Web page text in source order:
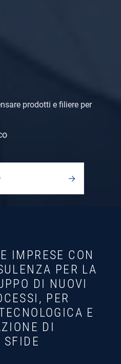
prodotti e filiere per
IMPRESE CON
PER LA
DI NUOVI
PER
E
DI